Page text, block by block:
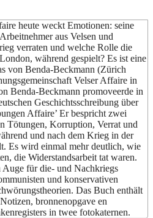
heute weckt Emotionen: seine
aus Velsen und
verraten und welche Rolle die
während gespielt? Es ist eine
von Benda-Beckmann (Zürich
Velser Affaire in
Benda-Beckmann promoveerde in
Geschichtsschreibung über
Affaire’ Er bespricht zwei
Tötungen, Korruption, Verrat und
und nach dem Krieg in der
Es wird einmal mehr deutlich, wie
die Widerstandsarbeit tat waren.
für die- und Nachkriegs
und konservativen
Das Buch enthält
bronnenopgave en
in twee fotokaternen.